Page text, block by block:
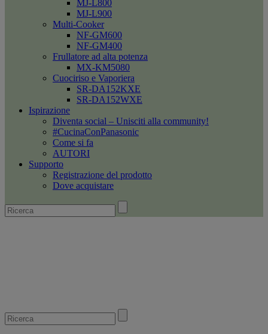
MJ-L800
MJ-L900
Multi-Cooker
NF-GM600
NF-GM400
Frullatore ad alta potenza
MX-KM5080
Cuociriso e Vaporiera
SR-DA152KXE
SR-DA152WXE
Ispirazione
Diventa social – Unisciti alla community!
#CucinaConPanasonic
Come si fa
AUTORI
Supporto
Registrazione del prodotto
Dove acquistare